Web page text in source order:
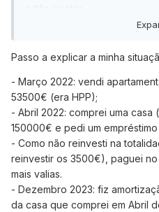
Também não está isento se
anteriores à venda.
Passo a explicar a minha
- Março 2022: vendi
53500€ (era HPP);
- Abril 2022: comprei uma casa
150000€ e pedi um
- Como não reinvesti na
reinvestir os 3500€), paguei
mais valias.
- Dezembro 2023: fiz
da casa que comprei em Abril